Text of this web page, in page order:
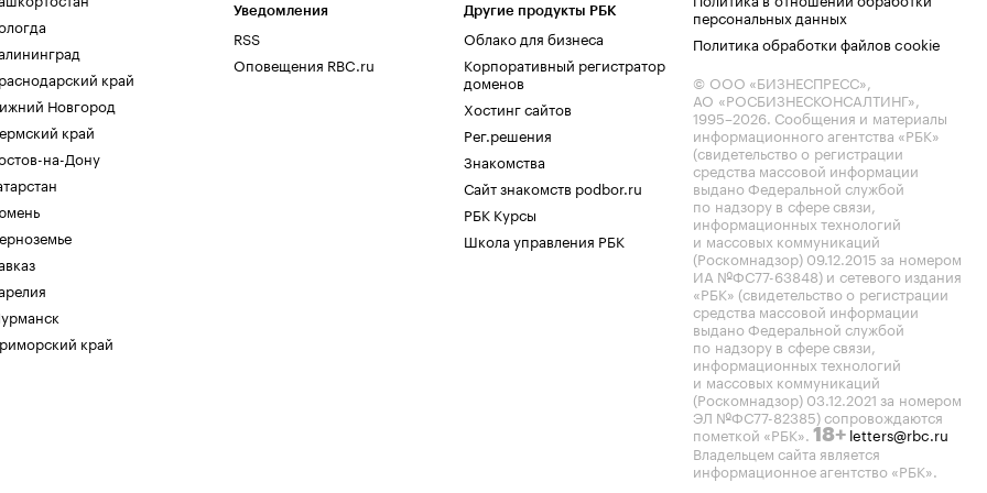
край
Новгород
край
на-Дону
край
Уведомления
RSS
Оповещения RBC.ru
Другие продукты РБК
Облако для бизнеса
Корпоративный регистратор
доменов
Хостинг сайтов
Рег.решения
Знакомства
Сайт знакомств podbor.ru
РБК Курсы
Школа управления РБК
персональных данных
Политика обработки файлов cookie
© ООО «БИЗНЕСПРЕСС»,
АО «РОСБИЗНЕСКОНСАЛТИНГ»,
1995–2026. Сообщения и материалы
информационного агентства «РБК»
(свидетельство о регистрации
средства массовой информации
выдано Федеральной службой
по надзору в сфере связи,
информационных технологий
и массовых коммуникаций
(Роскомнадзор) 09.12.2015 за номером
ИА №ФС77-63848) и сетевого издания
«РБК» (свидетельство о регистрации
средства массовой информации
выдано Федеральной службой
по надзору в сфере связи,
информационных технологий
и массовых коммуникаций
(Роскомнадзор) 03.12.2021 за номером
ЭЛ №ФС77-82385) сопровождаются
пометкой «РБК». 18+ letters@rbc.ru
Владельцем сайта является
информационное агентство «РБК».